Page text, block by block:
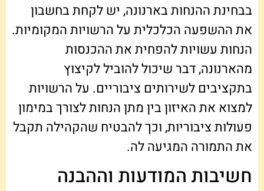
בבחינת ההנחות בארנונה, יש לקחת בחשבון
את ההשפעה הכלכלית על הרשויות המקומיות.
הנחות עשויות להפחית את ההכנסות
מהארנונה, דבר שיכול להוביל לקיצוץ
בתקציבים לשירותים ציבוריים. על הרשויות
למצוא את האיזון בין מתן הנחות לצורך במימון
פעולות ציבוריות, וכך להבטיח שהקהילה תקבל
את התמורה המגיעה לה.
חשיבות המודעות וההבנה